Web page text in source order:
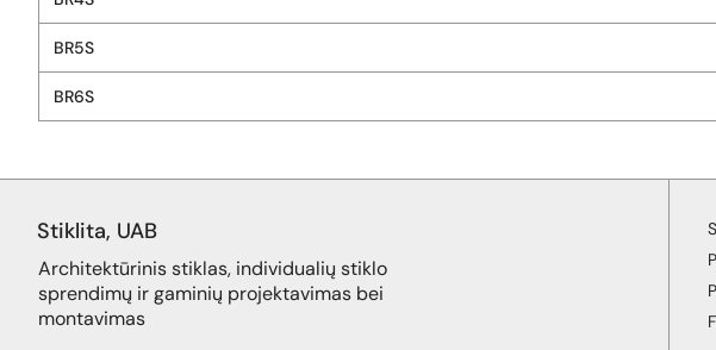
BR5S
BR6S
Stiklita, UAB
Architektūrinis stiklas, individualių stiklo
sprendimų ir gaminių projektavimas bei
montavimas